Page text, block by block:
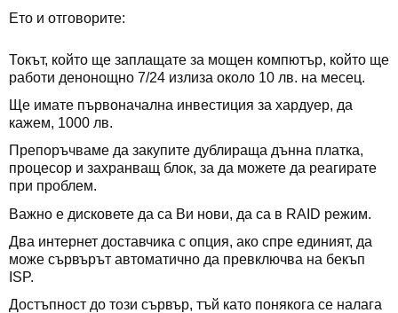
Ето и отговорите:
Токът, който ще заплащате за мощен компютър, който ще
работи денонощно 7/24 излиза около 10 лв. на месец.
Ще имате първоначална инвестиция за хардуер, да
кажем, 1000 лв.
Препоръчваме да закупите дублираща дънна платка,
процесор и захранващ блок, за да можете да реагирате
при проблем.
Важно е дисковете да са Ви нови, да са в RAID режим.
Два интернет доставчика с опция, ако спре единият, да
може сървърът автоматично да превключва на бекъп
ISP.
Достъпност до този сървър, тъй като понякога се налага